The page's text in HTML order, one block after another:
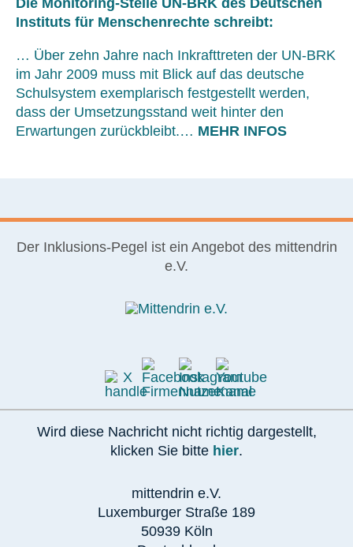
Die Monitoring-Stelle UN-BRK des Deutschen
Instituts für Menschenrechte schreibt:
… Über zehn Jahre nach Inkrafttreten der UN-BRK
im Jahr 2009 muss mit Blick auf das deutsche
Schulsystem exemplarisch festgestellt werden,
dass der Umsetzungsstand weit hinter den
Erwartungen zurückbleibt.… MEHR INFOS
Der Inklusions-Pegel ist ein Angebot des mittendrin
e.V.
Wird diese Nachricht nicht richtig dargestellt,
klicken Sie bitte hier.
mittendrin e.V.
Luxemburger Straße 189
50939 Köln